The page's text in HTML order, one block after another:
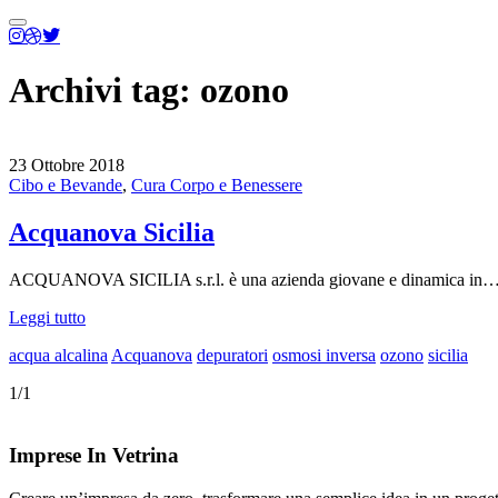
Menu
principale
Archivi tag: ozono
23 Ottobre 2018
Cibo e Bevande, Cura Corpo e Benessere
Acquanova Sicilia
ACQUANOVA SICILIA s.r.l. è una azienda giovane e dinamica
Leggi tutto
acqua alcalina Acquanova depuratori osmosi inversa ozono sicilia
1/1
Imprese In Vetrina